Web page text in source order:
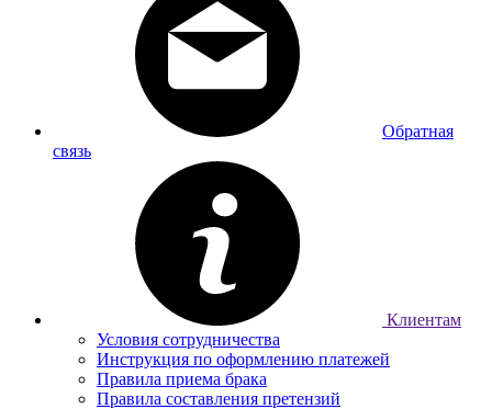
Обратная
связь
Клиентам
Условия сотрудничества
Инструкция по оформлению платежей
Правила приема брака
Правила составления претензий